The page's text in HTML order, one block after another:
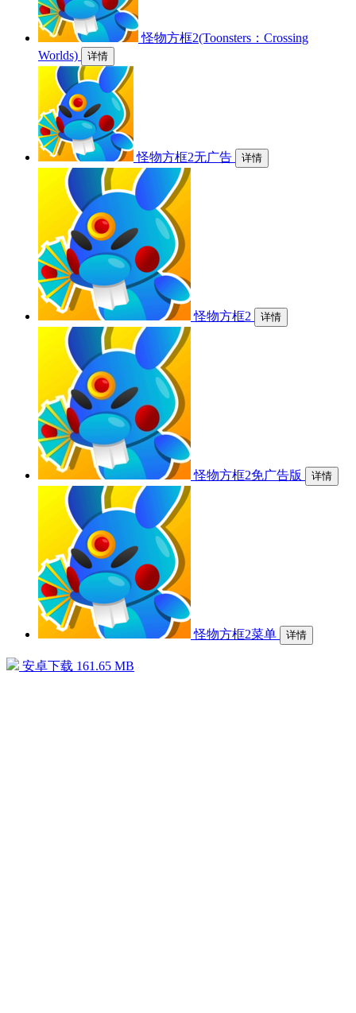
怪物方框2(Toonsters：Crossing
Worlds)
详情
怪物方框2无广告 详情
怪物方框2 详情
怪物方框2免广告版 详情
怪物方框2菜单 详情
安卓下载 161.65 MB